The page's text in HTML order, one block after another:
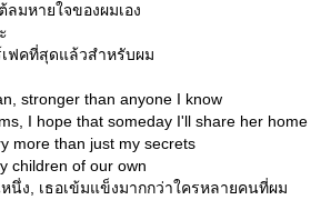
ลมหายใจของผมเอง
ฟคที่สุดแล้วสำหรับผม
stronger than anyone I know
I hope that someday I'll share her home
more than just my secrets
children of our own
นึ่ง, เธอเข้มแข็งมากกว่าใครหลายคนที่ผม